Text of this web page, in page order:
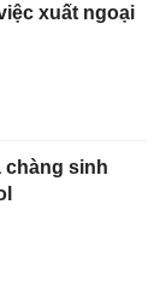
xuất ngoại
chàng sinh